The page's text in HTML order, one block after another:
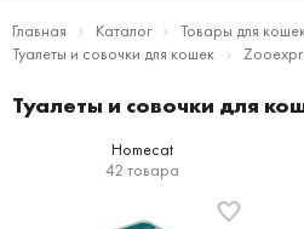
Главная Каталог Товары для
Туалеты и совочки для кошек
Туалеты и совочки для
Homecat
42 товара